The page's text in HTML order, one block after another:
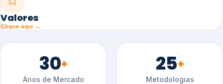
Valores
Clique aqui →
30+
Anos de Mercado
25+
Metodologias